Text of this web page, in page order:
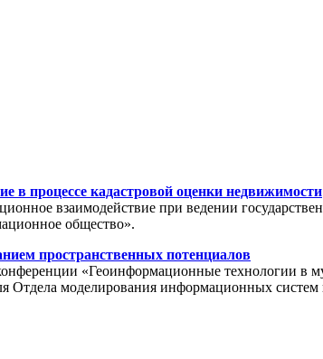
в процессе кадастровой оценки недвижимости
взаимодействие при ведении
общество».
пространственных потенциалов
«Геоинформационные технологии в
Отдела моделирования информационных